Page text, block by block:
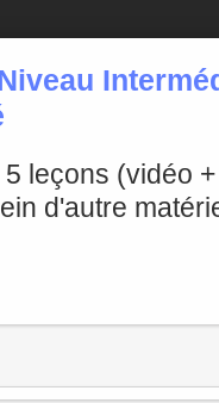
leçons (vidéo
d'autre